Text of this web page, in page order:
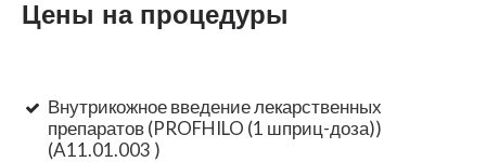
Цены на процедуры
Внутрикожное введение лекарственных
препаратов (PROFHILO (1 шприц-доза))
(A11.01.003 )